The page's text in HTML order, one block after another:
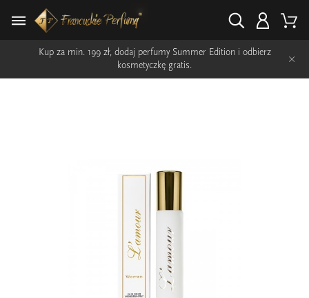
Kup za min. 199 zł, dodaj perfumy Summer Edition i odbierz
kosmetyczkę gratis.
×